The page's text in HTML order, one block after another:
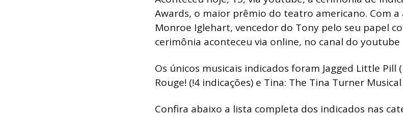
Awards, o maior prêmio do teatro americano. Com a
Monroe Iglehart, vencedor do Tony pelo seu papel
cerimônia aconteceu via online, no canal do youtube
Os únicos musicais indicados foram Jagged Little Pill
Rouge! (!4 indicações) e Tina: The Tina Turner
Confira abaixo a lista completa dos indicados nas